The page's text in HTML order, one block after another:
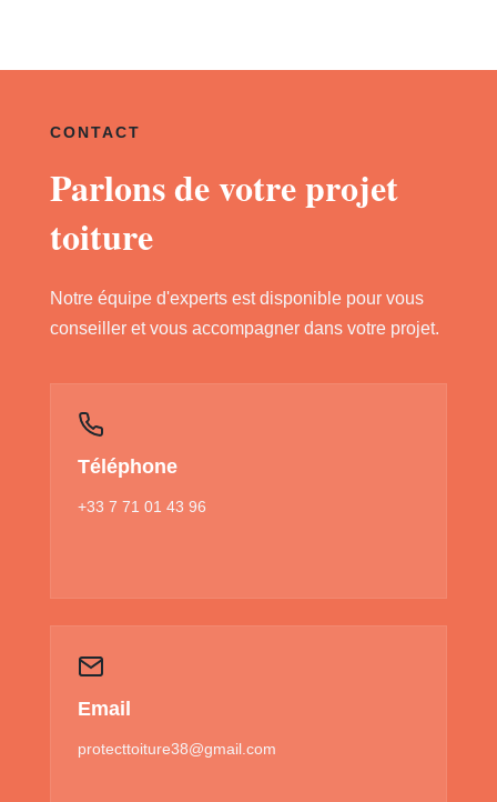
CONTACT
Parlons de votre projet
toiture
Notre équipe d'experts est disponible pour vous
conseiller et vous accompagner dans votre projet.
Téléphone
+33 7 71 01 43 96
Email
protecttoiture38@gmail.com